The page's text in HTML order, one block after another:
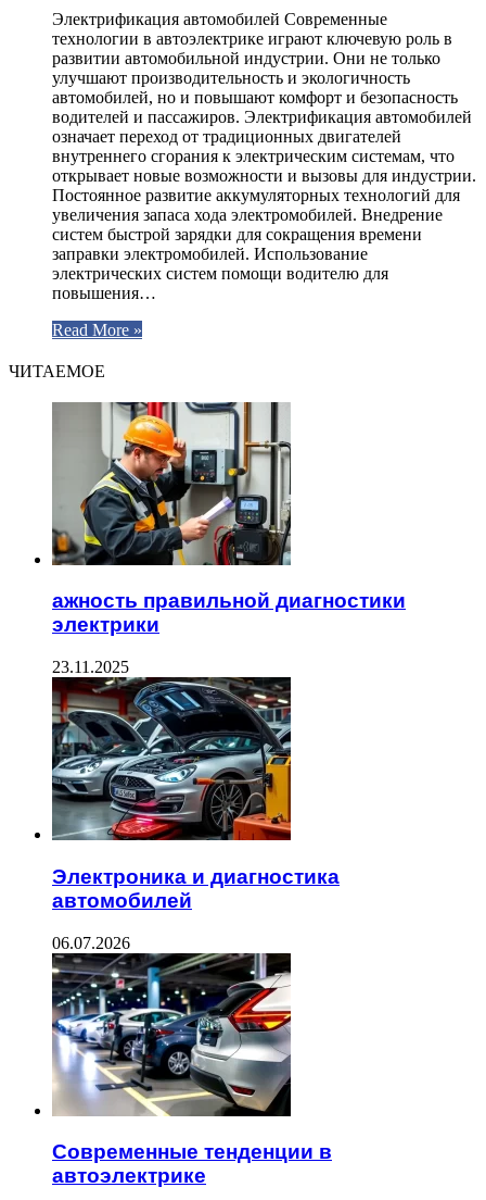
Электрификация автомобилей Современные
технологии в автоэлектрике играют ключевую роль в
развитии автомобильной индустрии. Они не только
улучшают производительность и экологичность
автомобилей, но и повышают комфорт и безопасность
водителей и пассажиров. Электрификация автомобилей
означает переход от традиционных двигателей
внутреннего сгорания к электрическим системам, что
открывает новые возможности и вызовы для индустрии.
Постоянное развитие аккумуляторных технологий для
увеличения запаса хода электромобилей. Внедрение
систем быстрой зарядки для сокращения времени
заправки электромобилей. Использование
электрических систем помощи водителю для
повышения…
Read More »
ЧИТАЕМОЕ
ажность правильной диагностики
электрики
23.11.2025
Электроника и диагностика
автомобилей
06.07.2026
Современные тенденции в
автоэлектрике